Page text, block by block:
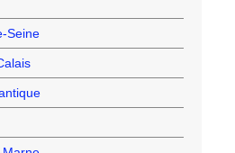
Seine